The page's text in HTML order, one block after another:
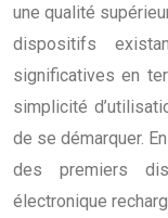
une qualité
dispositifs
significatives en
simplicité
de se démarquer.
des premiers
électronique